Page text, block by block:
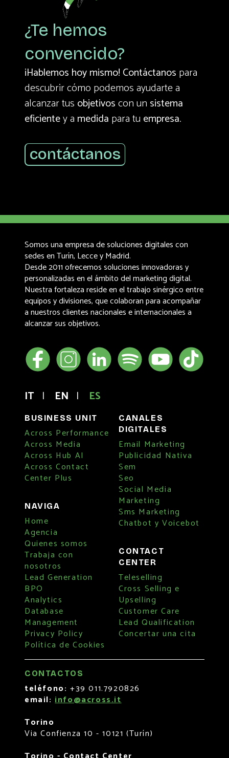
¿Te hemos
convencido?
¡Hablemos hoy mismo! Contáctanos para
descubrir cómo podemos ayudarte a
alcanzar tus objetivoscon un sistema
eficientey a medida para tu empresa.
contáctanos
Somos una empresa de soluciones digitales con
sedes en Turín, Lecce y Madrid.
Desde 2011 ofrecemos soluciones innovadoras y
personalizadas en el ámbito del marketing digital.
Nuestra fortaleza reside en el trabajo sinérgico entre
equipos y divisiones, que colaboran para acompañar
a nuestros clientes nacionales e internacionales a
alcanzar sus objetivos.
IT | EN | ES
BUSINESS UNIT
Across Performance
Across Media
Across Hub AI
Across Contact
Center Plus
NAVIGA
Home
Agencia
Quienes somos
Trabaja con
nosotros
Lead Generation
BPO
Analytics
Database
Management
Privacy Policy
Política de Cookies
CANALES
DIGITALES
Email Marketing
Publicidad Nativa
Sem
Seo
Social Media
Marketing
Sms Marketing
Chatbot y Voicebot
CONTACT
CENTER
Teleselling
Cross Selling e
Upselling
Customer Care
Lead Qualification
Concertar una cita
CONTACTOS
teléfono: +39 011.7920826
email: info@across.it
Torino
Via Confienza 10 - 10121 (Turín)